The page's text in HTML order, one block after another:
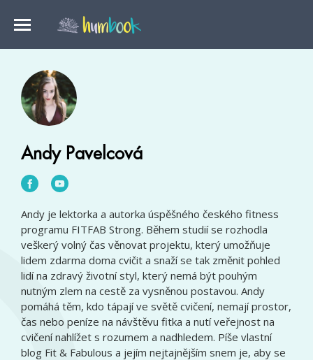
Andy Pavelcová
Andy je lektorka a autorka úspěšného českého fitness
programu FITFAB Strong. Během studií se rozhodla
veškerý volný čas věnovat projektu, který umožňuje
lidem zdarma doma cvičit a snaží se tak změnit pohled
lidí na zdravý životní styl, který nemá být pouhým
nutným zlem na cestě za vysněnou postavou. Andy
pomáhá těm, kdo tápají ve světě cvičení, nemají prostor,
čas nebo peníze na návštěvu fitka a nutí veřejnost na
cvičení nahlížet s rozumem a nadhledem. Píše vlastní
blog Fit & Fabulous a jejím nejtajnějším snem je, aby se